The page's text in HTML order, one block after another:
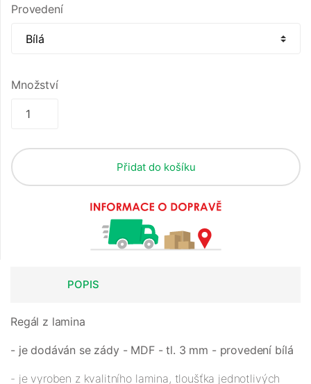
Provedení
Množství
Přidat do košíku
POPIS
Regál z lamina
- je dodáván se zády - MDF - tl. 3 mm - provedení bílá
- je vyroben z kvalitního lamina, tloušťka jednotlivých